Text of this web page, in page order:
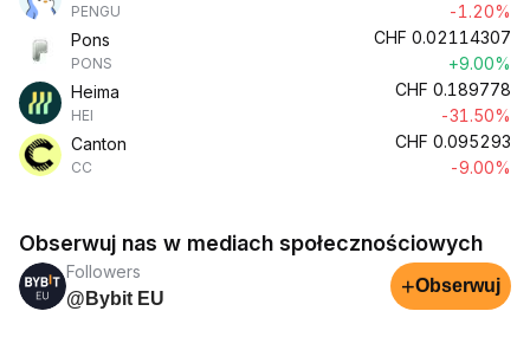
PENGU
-1.20%
Pons
PONS
CHF 0.02114307
+9.00%
Heima
HEI
CHF 0.189778
-31.50%
Canton
CC
CHF 0.095293
-9.00%
Obserwuj nas w mediach społecznościowych
Followers
@Bybit EU
+Obserwuj